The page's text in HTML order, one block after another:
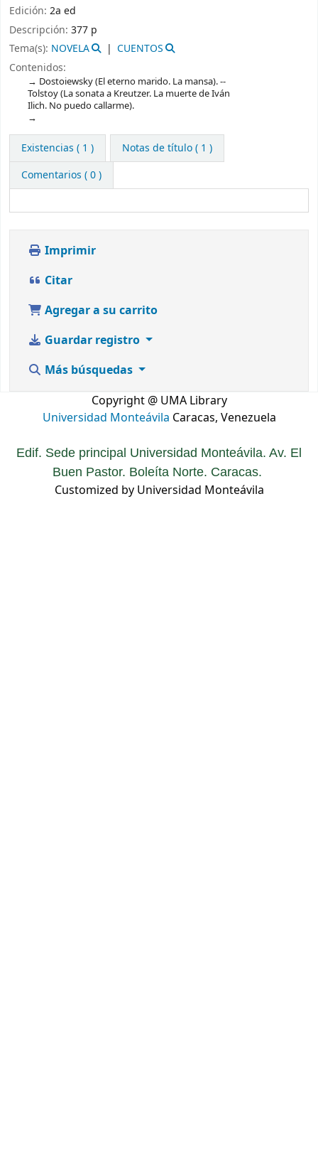
Edición: 2a ed
Descripción: 377 p
Tema(s): NOVELA
CUENTOS
Contenidos:
Dostoiewsky (El eterno marido. La mansa). --
Tolstoy (La sonata a Kreutzer. La muerte de Iván
Ilich. No puedo callarme).
Existencias ( 1 )
Notas de título ( 1 )
Comentarios ( 0 )
Imprimir
Citar
Agregar a su carrito
Guardar registro
Más búsquedas
Copyright @ UMA Library
Universidad Monteávila Caracas, Venezuela
Edif. Sede principal Universidad Monteávila. Av. El
Buen Pastor. Boleíta Norte. Caracas.
Customized by Universidad Monteávila